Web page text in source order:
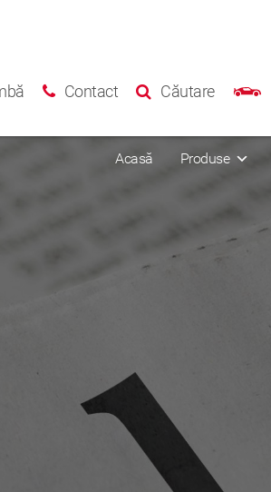
Contact Căutare
Acasă Produse